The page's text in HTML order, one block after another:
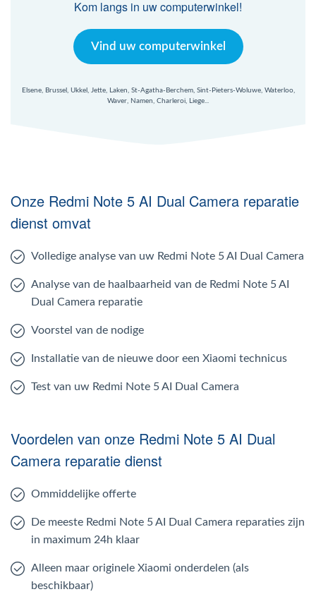
Kom langs in uw computerwinkel!
Vind uw computerwinkel
Elsene, Brussel, Ukkel, Jette, Laken, St-Agatha-Berchem, Sint-Pieters-Woluwe, Waterloo,
Waver, Namen, Charleroi, Liege...
Onze Redmi Note 5 AI Dual Camera reparatie
dienst omvat
Volledige analyse van uw Redmi Note 5 AI Dual Camera
Analyse van de haalbaarheid van de Redmi Note 5 AI
Dual Camera reparatie
Voorstel van de nodige
Installatie van de nieuwe door een Xiaomi technicus
Test van uw Redmi Note 5 AI Dual Camera
Voordelen van onze Redmi Note 5 AI Dual
Camera reparatie dienst
Ommiddelijke offerte
De meeste Redmi Note 5 AI Dual Camera reparaties zijn
in maximum 24h klaar
Alleen maar originele Xiaomi onderdelen (als
beschikbaar)